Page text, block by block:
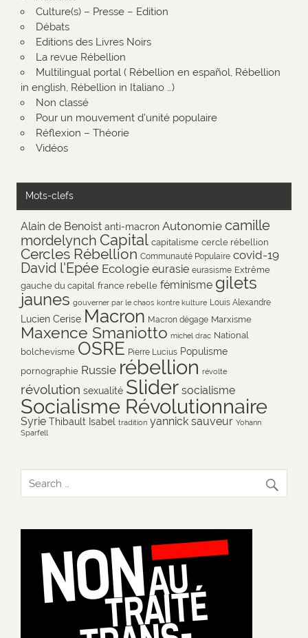
Culture(s) – Presse – Edition
Débats
Editions des Livres Noirs
La revue Rébellion
Multilingual portal ( Rébellion en español, Rébellion
in english, Rébellion in Italiano …)
Non classé
Pour un mouvement d'unité populaire
Réflexion – Théorie
Vidéos
Mots-clefs
Alain de Benoist anti-macron Autonomie camille
mordelynch Capital capitalisme cercle rébellion
Cercles Rébellion Communauté Populaire covid-19
David l'Epée Ecologie eurasie eurasisme Extrême
gauche du capital france rebelle féminisme gilets
jaunes gouverner par le chaos kontre kulture Louis Alexandre
Lucien Cerise Macron Macron dégage Marxisme
Maxence Smaniotto michel drac National
bolchevisme OSRE Pierre Lucius Populisme
pornographie Russie rébellion révolte
révolution sexualité Slider socialisme
Socialisme Révolutionnaire
Syrie Thibault Isabel tradition yannick sauveur Yohann
Sparfell